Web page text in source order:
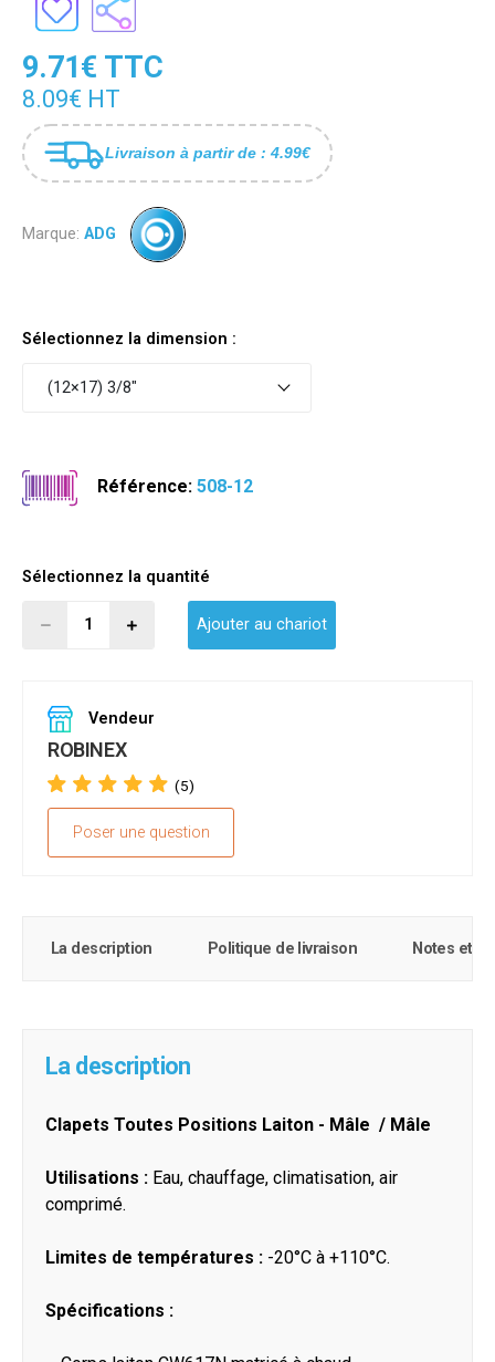
9.71€ TTC
8.09€ HT
Livraison à partir de : 4.99€
Marque: ADG
Sélectionnez la dimension :
(12×17) 3/8"
Référence:508-12
Sélectionnez la quantité
Ajouter au chariot
Vendeur
ROBINEX
(5)
Poser une question
La description Politique de livraison Notes et
La description
Clapets Toutes Positions Laiton - Mâle / Mâle
Utilisations : Eau, chauffage, climatisation, air
comprimé.
Limites de températures : -20°C à +110°C.
Spécifications :